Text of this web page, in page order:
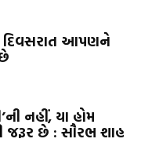
દિવસરાત આપણને
નહીં, યા હોમ
જરૂર છે : સૌરભ શાહ